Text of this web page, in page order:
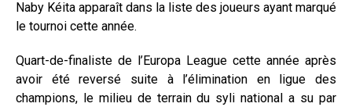
Naby Kéita apparaît dans la liste des joueurs ayant marqué
le tournoi cette année.
Quart-de-finaliste de l’Europa League cette année après
avoir été reversé suite à l’élimination en ligue des
champions, le milieu de terrain du syli national a su par